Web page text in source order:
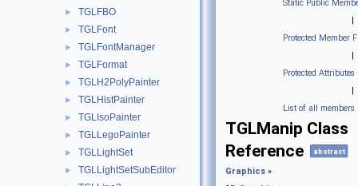
► TGLFBO
► TGLFont
► TGLFontManager
► TGLFormat
► TGLH2PolyPainter
► TGLHistPainter
► TGLIsoPainter
► TGLLegoPainter
► TGLLightSet
► TGLLightSetSubEditor
Static Public
|
Protected Member
|
Protected Attributes
|
List of all members
TGLManip Class
Reference
abstract
Graphics »